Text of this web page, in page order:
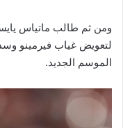
ومن ثم طالب ماتياس
لتعويض غياب فيرمينو
الموسم الجديد.